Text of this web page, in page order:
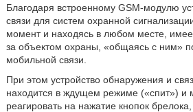
Благодаря встроенному GSM-модулю
связи для систем охранной
момент и находясь в любом месте,
за объектом охраны, «общаясь с ним»
мобильной связи.
При этом устройство обнаружения и
находится в ждущем режиме («спит») и
реагировать на нажатие кнопок